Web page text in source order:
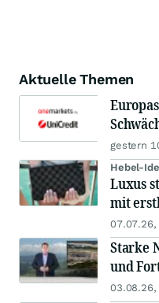
Aktuelle Themen
gestern
Hebel-
Luxus
mit
07.07.26,
Starke
und
03.08.26,